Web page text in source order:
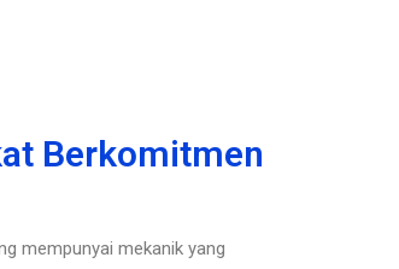
Berkomitmen
mempunyai mekanik yang